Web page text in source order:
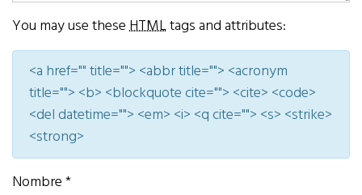
You may use theseHTMLtags and attributes:
<a href="" title=""> <abbr title=""> <acronym
title=""> <b> <blockquote cite=""> <cite> <code>
<del datetime=""> <em> <i> <q cite=""> <s> <strike>
<strong>
Nombre*